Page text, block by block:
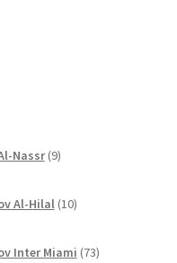
Nassr 9izdelkov
Al-Hilal 10izdelkov
Inter Miami 73